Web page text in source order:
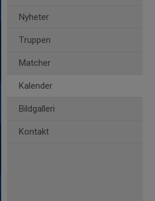
Nyheter
Truppen
Matcher
Kalender
Bildgalleri
Kontakt